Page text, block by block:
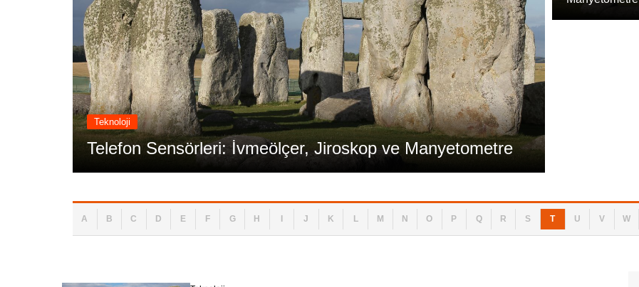
Teknoloji
Telefon Sensörleri: İvmeölçer, Jiroskop ve Manyetometre
A B C D E F G H J K L M N O P Q R S T U V W